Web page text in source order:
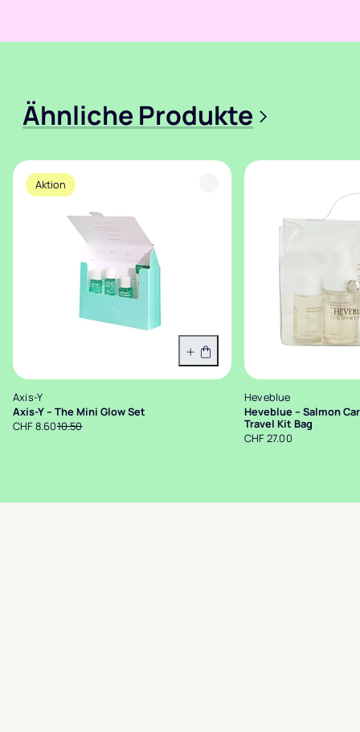
Ähnliche Produkte >
Aktion
In den Warenkorb
Axis-Y
Axis-Y – The Mini Glow Set
CHF 8.6010.50
Heveblue
Heveblue – Salmon
Travel Kit Bag
CHF 27.00